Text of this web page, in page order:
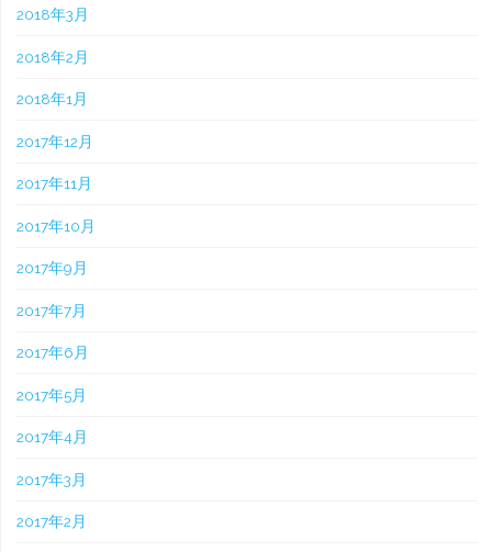
2018年3月
2018年2月
2018年1月
2017年12月
2017年11月
2017年10月
2017年9月
2017年7月
2017年6月
2017年5月
2017年4月
2017年3月
2017年2月